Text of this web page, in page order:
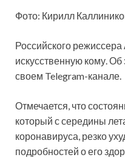
Фото: Кирилл
Российского
искусственную кому.
своем Telegram-канале.
Отмечается, что
который с середины
коронавируса, резко
подробностей о его